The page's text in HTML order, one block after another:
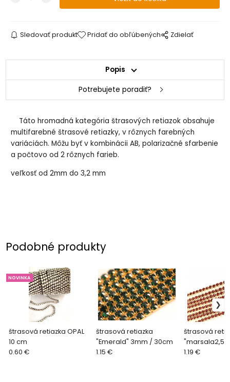
Sledovať produkt Pridať do obľúbených Zdielať
Popis
Potrebujete poradiť?
Táto hromadná kategória štrasových retiazok obsahuje
multifarebné štrasové retiazky, v rôznych farebných
variáciách. Môžu byť v kombinácii AB, polarizačné sfarbenie
a počtovo od 2 rôznych farieb.
veľkosť od 2mm do 3,2 mm
Podobné produkty
štrasová retiazka OPAL
10 cm
NOVINKA
0.60 €
štrasová retiazka
"Emerald" 3mm / 30cm
1.15 €
štrasová
"marsala2,5-
30cm
1.19 €